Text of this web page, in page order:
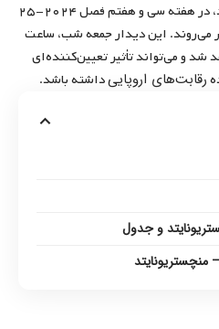
و پرافتخار، چلسی – منچستریونایتد، در هفته سی و هفتم فصل ۲۰۲۴-۲۵
می‌روند. این دیدار جمعه شب، ساعت
شد و می‌تواند تأثیر تعیین‌کننده‌ای
رقابت‌های اروپاییداشته باشد.
و جدول
منچستریونایتد